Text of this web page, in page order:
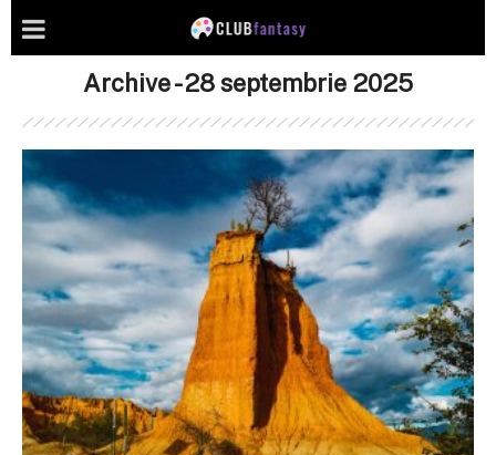
Archive - 28 septembrie 2025